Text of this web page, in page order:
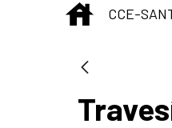
INICIO
CCE-